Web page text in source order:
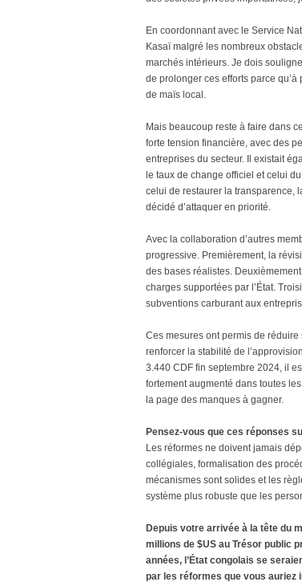
En coordonnant avec le Service
Kasaï malgré les nombreux
marchés intérieurs. Je dois
de prolonger ces efforts parce
de maïs local.
Mais beaucoup reste à faire dans
forte tension financière, avec des
entreprises du secteur. Il existait
le taux de change officiel et celui
celui de restaurer la transparence,
décidé d’attaquer en priorité.
Avec la collaboration d’autres
progressive. Premièrement, la
des bases réalistes.
charges supportées par l’État.
subventions carburant aux
Ces mesures ont permis de
renforcer la stabilité de
3.440 CDF fin septembre 2024, il
fortement augmenté dans toutes
la page des manques à gagner.
Pensez-vous que ces réponses
Les réformes ne doivent jamais
collégiales, formalisation des
mécanismes sont solides et les
système plus robuste que les
Depuis votre arrivée à la tête du
millions de $US au Trésor public
années, l’État congolais se
par les réformes que vous auriez